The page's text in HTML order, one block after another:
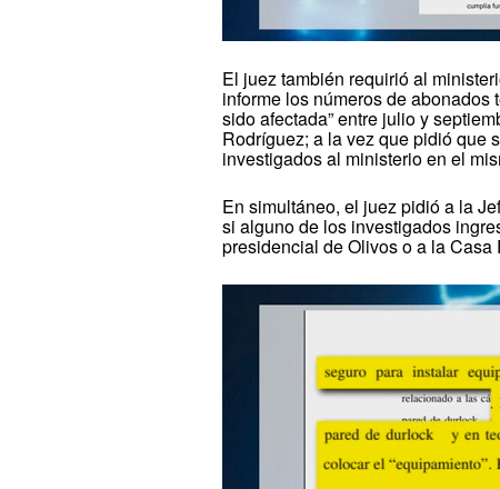
El juez también requirió al
informe los números de
sido afectada” entre julio y
Rodríguez; a la vez que pidió que
investigados al ministerio en el
En simultáneo, el juez pidió a la
si alguno de los investigados
presidencial de Olivos o a la Casa